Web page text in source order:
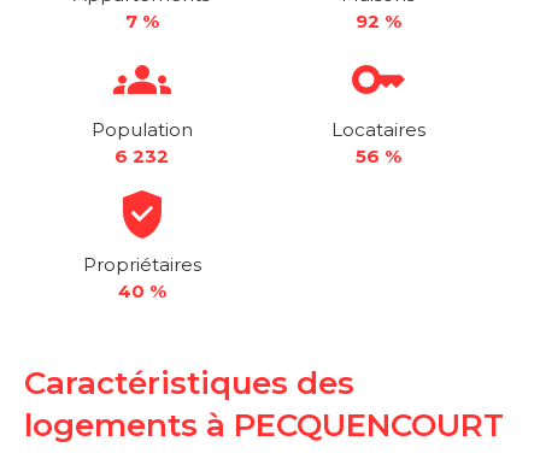
7 %
92 %
Population
6 232
Locataires
56 %
Propriétaires
40 %
Caractéristiques des
logements à PECQUENCOURT